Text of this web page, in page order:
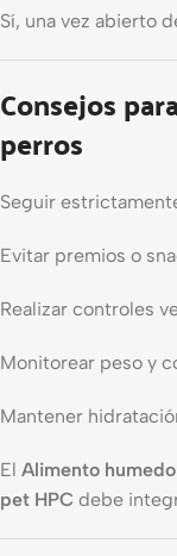
Sí, una vez abierto
Consejos
perros
Seguir
Evitar premios o
Realizar controles
Monitorear peso y
Mantener
El Alimento
pet HPC debe